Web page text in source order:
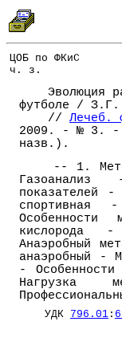
ЦОБ по ФКиС
ч. з.
Эволюция
футболе / З.Г.
// Лечеб.
2009. - № 3. -
назв.).
-- 1.
показателей
спортивная
Особенности
кислорода -
Анаэробный
анаэробный -
-
Нагрузка
УДК 796.01 :